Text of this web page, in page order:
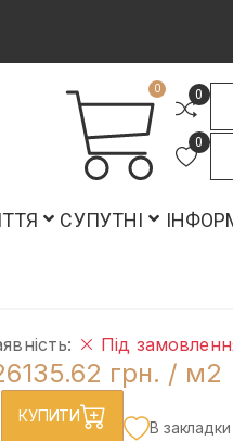
0 0
0
СУПУТНІ
Під
грн. / м2
КУПИТИ
В закладки